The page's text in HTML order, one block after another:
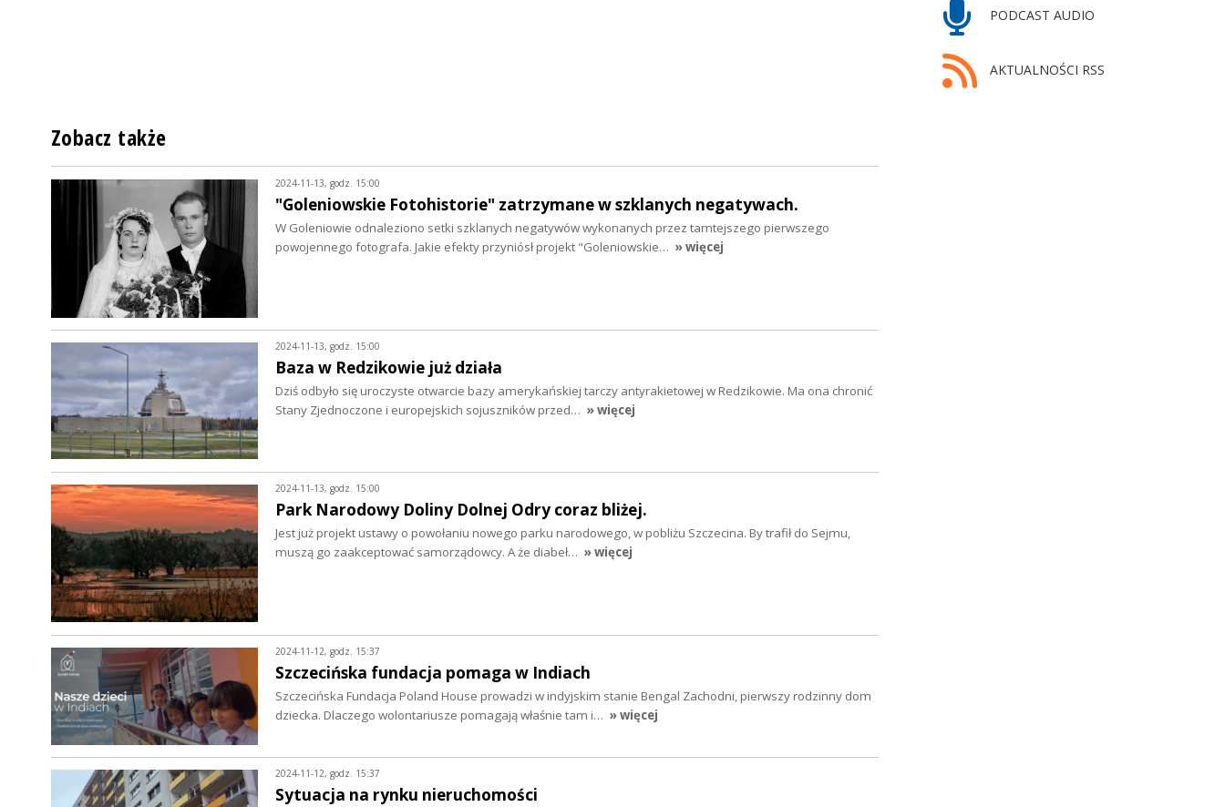
PODCAST AUDIO
AKTUALNOŚCI RSS
Zobacz także
2024-11-13, godz. 15:00
"Goleniowskie Fotohistorie" zatrzymane w szklanych negatywach.
W Goleniowie odnaleziono setki szklanych negatywów wykonanych przez tamtejszego pierwszego
powojennego fotografa. Jakie efekty przyniósł projekt "Goleniowskie… » więcej
2024-11-13, godz. 15:00
Baza w Redzikowie już działa
Dziś odbyło się uroczyste otwarcie bazy amerykańskiej tarczy antyrakietowej w Redzikowie. Ma ona chronić
Stany Zjednoczone i europejskich sojuszników przed… » więcej
2024-11-13, godz. 15:00
Park Narodowy Doliny Dolnej Odry coraz bliżej.
Jest już projekt ustawy o powołaniu nowego parku narodowego, w pobliżu Szczecina. By trafił do Sejmu,
muszą go zaakceptować samorządowcy. A że diabeł… » więcej
2024-11-12, godz. 15:37
Szczecińska fundacja pomaga w Indiach
Szczecińska Fundacja Poland House prowadzi w indyjskim stanie Bengal Zachodni, pierwszy rodzinny dom
dziecka. Dlaczego wolontariusze pomagają właśnie tam i… » więcej
2024-11-12, godz. 15:37
Sytuacja na rynku nieruchomości